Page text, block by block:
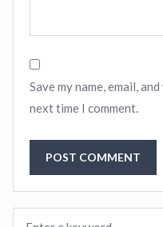
Save my name, email,
next time I comment.